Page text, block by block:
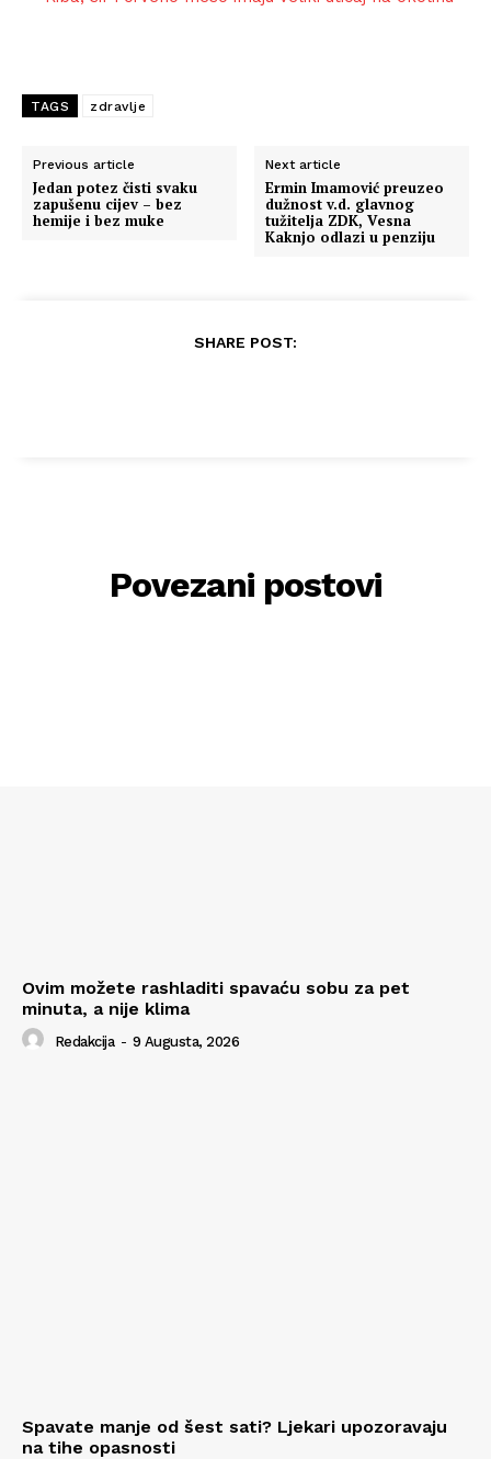
TAGS zdravlje
Previous article
Jedan potez čisti svaku
zapušenu cijev – bez
hemije i bez muke
Next article
Ermin Imamović preuzeo
dužnost v.d. glavnog
tužitelja ZDK, Vesna
Kaknjo odlazi u penziju
SHARE POST:
Povezani postovi
Ovim možete rashladiti spavaću sobu za pet
minuta, a nije klima
Redakcija - 9 Augusta, 2026
Spavate manje od šest sati? Ljekari upozoravaju
na tihe opasnosti